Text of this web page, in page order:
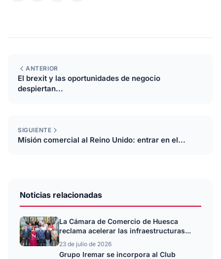
ANTERIOR
El brexit y las oportunidades de negocio
despiertan...
SIGUIENTE
Misión comercial al Reino Unido: entrar en el...
Noticias relacionadas
La Cámara de Comercio de Huesca
reclama acelerar las infraestructuras...
23 de julio de 2026
Grupo Iremar se incorpora al Club